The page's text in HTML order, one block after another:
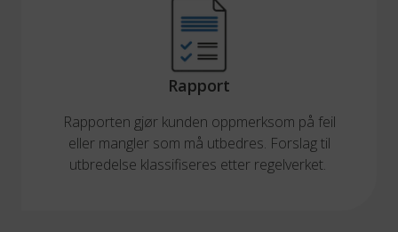
Rapport
Rapporten gjør kunden oppmerksom på feil
eller mangler som må utbedres. Forslag til
utbredelse klassifiseres etter regelverket.